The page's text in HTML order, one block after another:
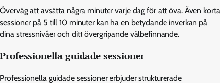
Överväg att avsätta några minuter varje dag för att öva. Även korta
sessioner på 5 till 10 minuter kan ha en betydande inverkan på
dina stressnivåer och ditt övergripande välbefinnande.
Professionella guidade sessioner
Professionella guidade sessioner erbjuder strukturerade